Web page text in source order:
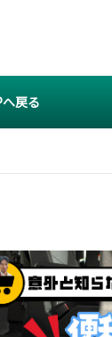
戻る